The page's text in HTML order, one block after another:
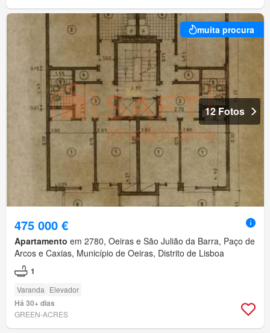
muita procura
12 Fotos
475 000 €
Apartamento em 2780, Oeiras e São Julião da Barra, Paço de
Arcos e Caxias, Município de Oeiras, Distrito de Lisboa
1
Varanda Elevador
Há 30+ dias
GREEN-ACRES